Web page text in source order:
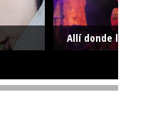
Allí donde la